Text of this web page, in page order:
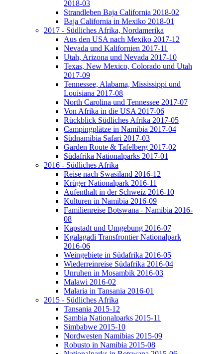
2018-03
Strandleben Baja California 2018-02
Baja California in Mexiko 2018-01
2017 - Südliches Afrika, Nordamerika
Aus den USA nach Mexiko 2017-12
Nevada und Kalifornien 2017-11
Utah, Arizona und Nevada 2017-10
Texas, New Mexico, Colorado und Utah
2017-09
Tennessee, Alabama, Mississippi und
Louisiana 2017-08
North Carolina und Tennessee 2017-07
Von Afrika in die USA 2017-06
Rückblick Südliches Afrika 2017-05
Campingplätze in Namibia 2017-04
Südnamibia Safari 2017-03
Garden Route & Tafelberg 2017-02
Südafrika Nationalparks 2017-01
2016 - Südliches Afrika
Reise nach Swasiland 2016-12
Krüger Nationalpark 2016-11
Aufenthalt in der Schweiz 2016-10
Kulturen in Namibia 2016-09
Familienreise Botswana - Namibia 2016-
08
Kapstadt und Umgebung 2016-07
Kgalagadi Transfrontier Nationalpark
2016-06
Weingebiete in Südafrika 2016-05
Wiederreinreise Südafrika 2016-04
Unruhen in Mosambik 2016-03
Malawi 2016-02
Malaria in Tansania 2016-01
2015 - Südliches Afrika
Tansania 2015-12
Sambia Nationalparks 2015-11
Simbabwe 2015-10
Nordwesten Namibias 2015-09
Robusto in Namibia 2015-08